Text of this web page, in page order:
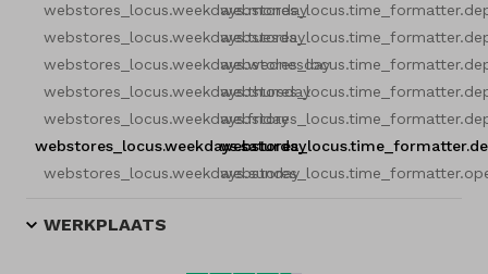
webstores_locus.weekdays.monday
webstores_locus.weekdays.tuesday
webstores_locus.weekdays.wednesday
webstores_locus.weekdays.thursday
webstores_locus.weekdays.friday
webstores_locus.weekdays.saturday
webstores_locus.weekdays.sunday
WERKPLAATS